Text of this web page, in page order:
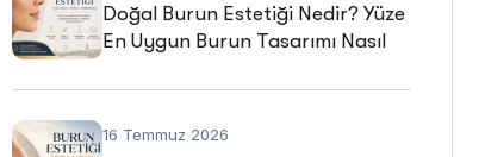
Doğal Burun Estetiği Nedir? Yüze
En Uygun Burun Tasarımı Nasıl
16 Temmuz 2026